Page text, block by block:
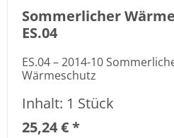
Sommerlicher
ES.04
ES.04 – 2014-10
Wärmeschutz
Inhalt: 1 Stück
25,24 € *